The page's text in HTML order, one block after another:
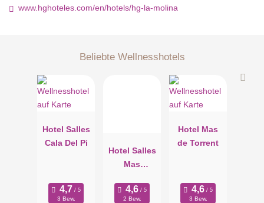
www.hghoteles.com/en/hotels/hg-la-molina
Beliebte Wellnesshotels
Hotel Salles
Cala Del Pi
3 Bew.
Hotel Salles
Mas
2 Bew.
Hotel Mas
de Torrent
3 Bew.